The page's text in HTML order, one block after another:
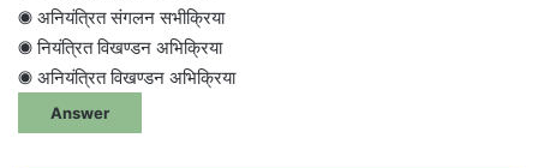
◉ अनियंत्रित संगलन सभीक्रिया
◉ नियंत्रित विखण्डन अभिक्रिया
◉ अनियंत्रित विखण्डन अभिक्रिया
Answer